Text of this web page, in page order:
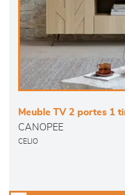
Meuble TV 2 portes 1
CANOPEE
CELIO